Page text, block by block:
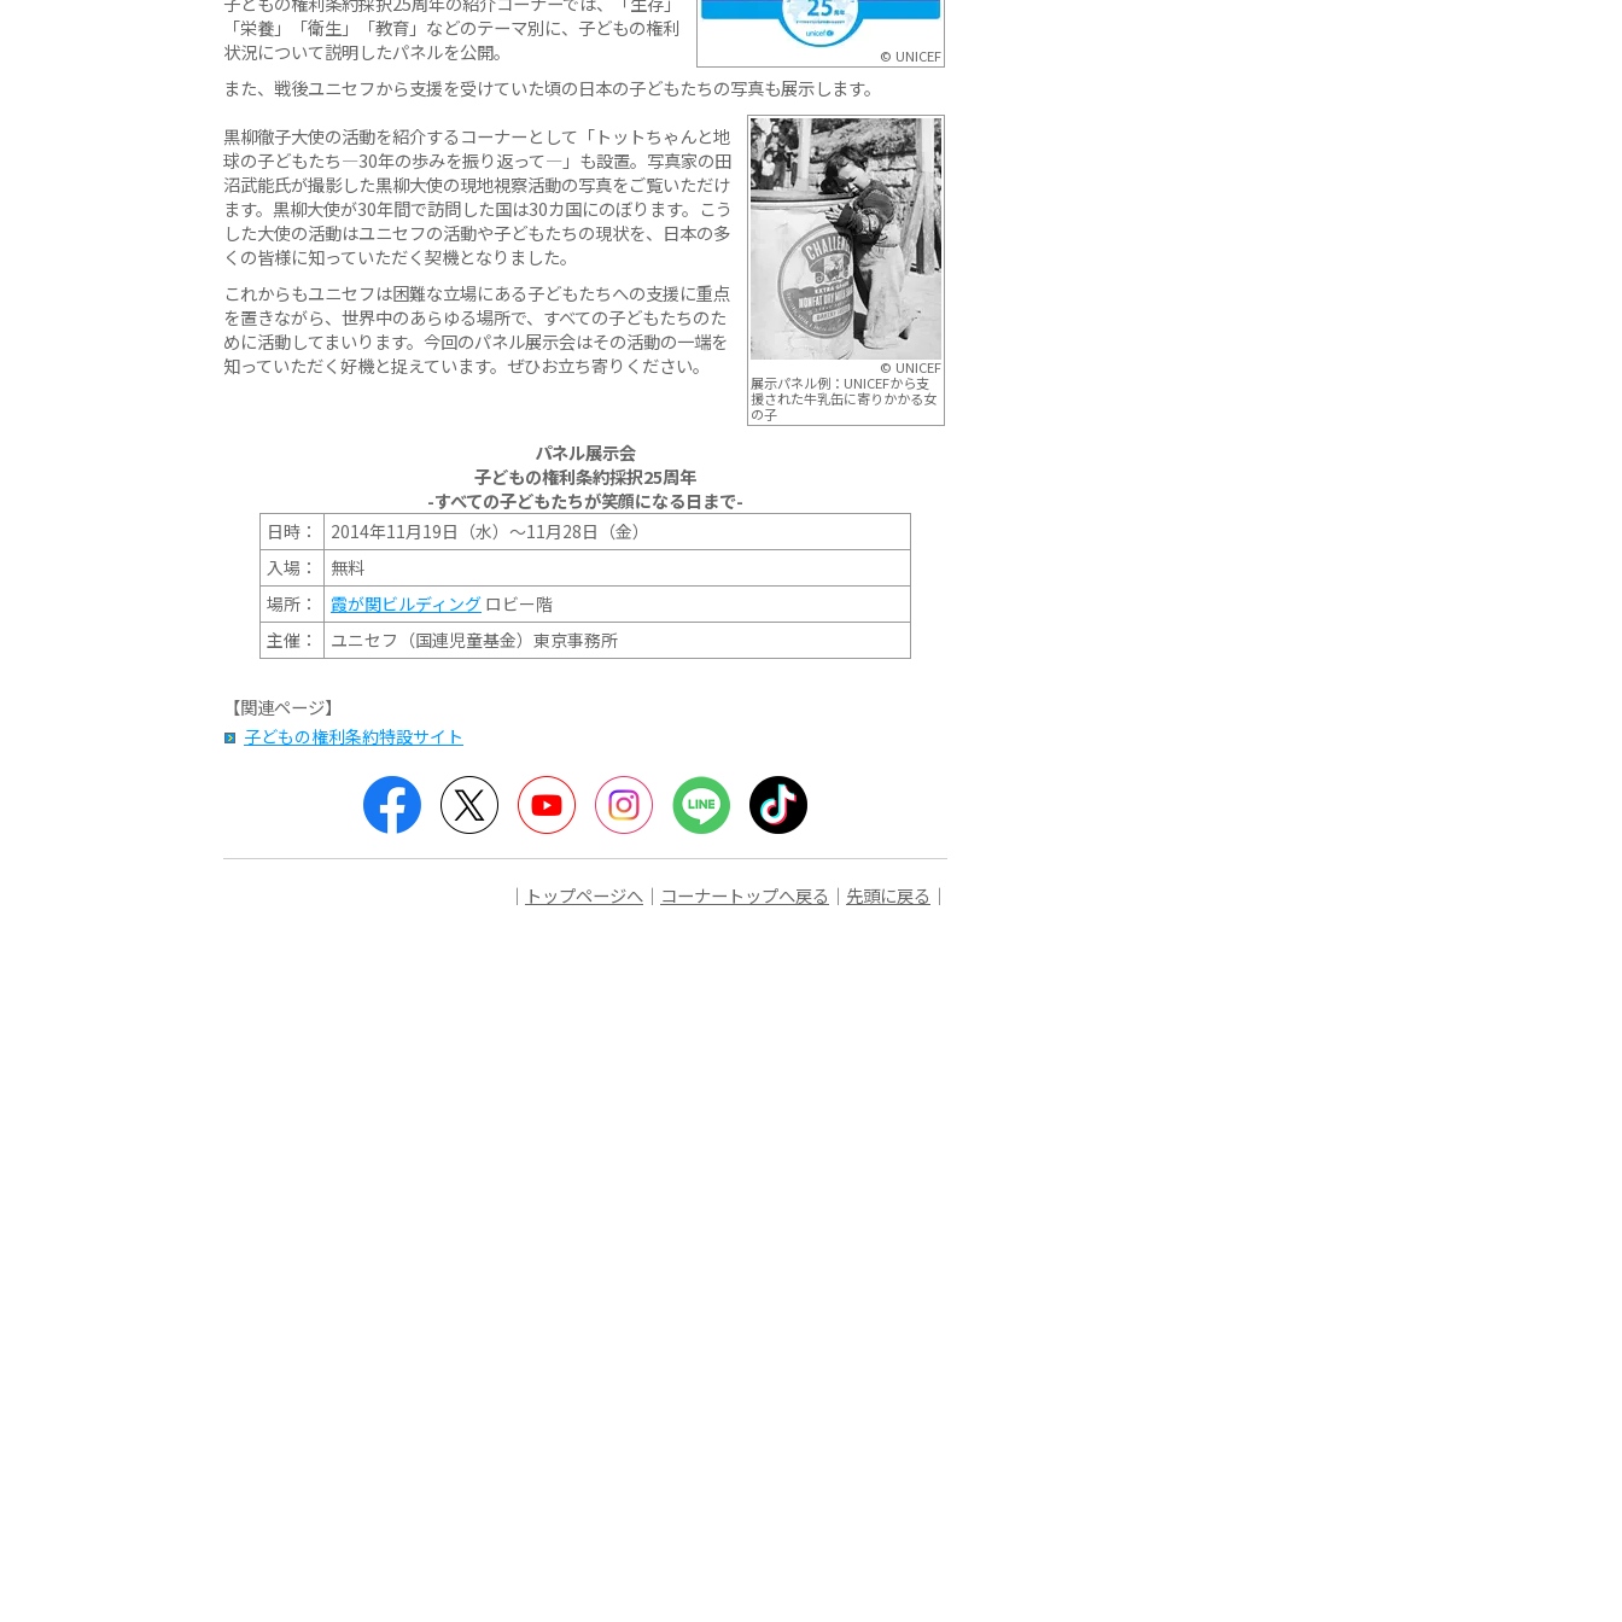
© UNICEF
「栄養」「衛生」「教育」などのテーマ別に、子どもの権利
状況について説明したパネルを公開。
また、戦後ユニセフから支援を受けていた頃の日本の子どもたちの写真も展示します。
© UNICEF
展示パネル例：UNICEFから支
援された牛乳缶に寄りかかる女
の子
黒柳徹子大使の活動を紹介するコーナーとして「トットちゃんと地
球の子どもたち—30年の歩みを振り返って—」も設置。写真家の田
沼武能氏が撮影した黒柳大使の現地視察活動の写真をご覧いただけ
ます。黒柳大使が30年間で訪問した国は30カ国にのぼります。こう
した大使の活動はユニセフの活動や子どもたちの現状を、日本の多
くの皆様に知っていただく契機となりました。
これからもユニセフは困難な立場にある子どもたちへの支援に重点
を置きながら、世界中のあらゆる場所で、すべての子どもたちのた
めに活動してまいります。今回のパネル展示会はその活動の一端を
知っていただく好機と捉えています。ぜひお立ち寄りください。
パネル展示会
子どもの権利条約採択25周年
-すべての子どもたちが笑顔になる日まで-
日時：
2014年11月19日（水）〜11月28日（金）
入場：
無料
場所：
霞が関ビルディング ロビー階
主催：
ユニセフ（国連児童基金）東京事務所
【関連ページ】
子どもの権利条約特設サイト
Facebook Twitter YouTube Instagram LINE
｜ トップページへ ｜ コーナートップへ戻る ｜ 先頭に戻る ｜